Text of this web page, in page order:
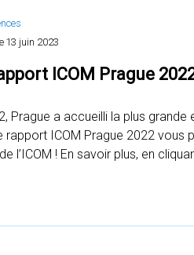
13 juin 2023
ICOM Prague
Prague a accueilli la plus
rapport ICOM Prague 2022 vous
l’ICOM ! En savoir plus, en